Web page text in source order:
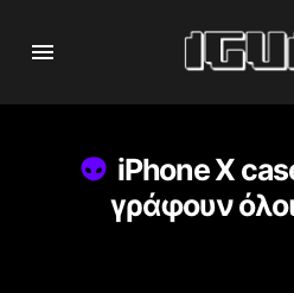
iPhone X
γράφουν